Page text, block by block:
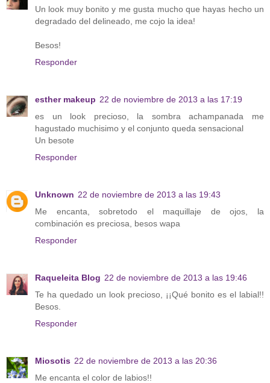
Un look muy bonito y me gusta mucho que hayas hecho un
degradado del delineado, me cojo la idea!
Besos!
Responder
esther makeup 22 de noviembre de 2013 a las 17:19
es un look precioso, la sombra achampanada me
hagustado muchisimo y el conjunto queda sensacional
Un besote
Responder
Unknown 22 de noviembre de 2013 a las 19:43
Me encanta, sobretodo el maquillaje de ojos, la
combinación es preciosa, besos wapa
Responder
Raqueleita Blog 22 de noviembre de 2013 a las 19:46
Te ha quedado un look precioso, ¡¡Qué bonito es el labial!!
Besos.
Responder
Miosotis 22 de noviembre de 2013 a las 20:36
Me encanta el color de labios!!